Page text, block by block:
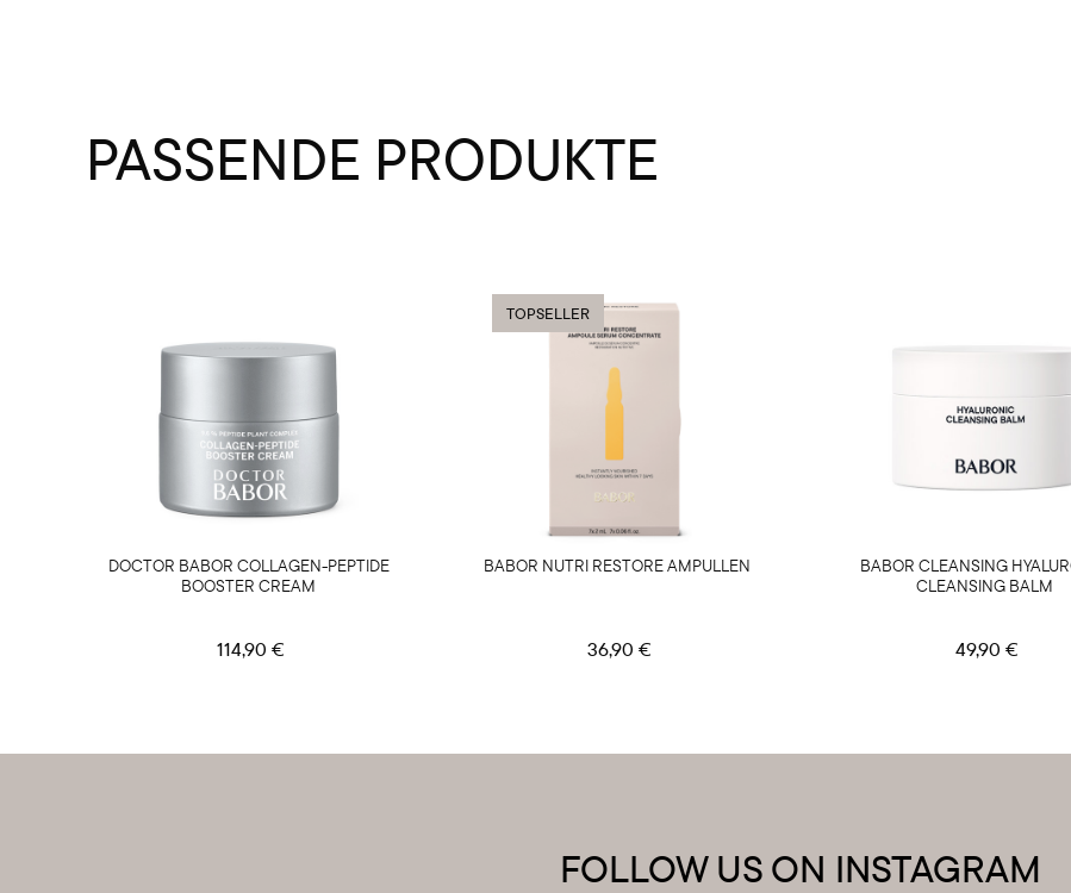
PASSENDE PRODUKTE
DOCTOR BABOR COLLAGEN-PEPTIDE
BOOSTER CREAM
114,90 €
TOPSELLER
BABOR NUTRI RESTORE AMPULLEN
36,90 €
BABOR CLEANSING
CLEANSING BALM
49,90 €
FOLLOW US ON INSTAGRAM